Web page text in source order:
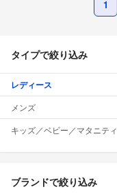
1
タイプで絞り込み
レディース
メンズ
キッズ／ベビー／マタニティ
ブランドで絞り込み